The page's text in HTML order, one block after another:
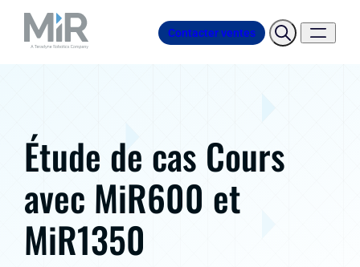
Contacter ventes
Étude de cas Cours
avec MiR600 et
MiR1350